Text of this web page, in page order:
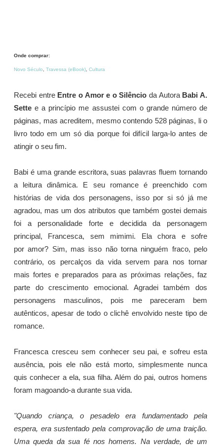
Onde comprar:
Novo Século Travessa (eBook) Cultura
Recebi entre Entre o Amor e o Silêncio da Autora Babi A.
Sette e a princípio me assustei com o grande número de
páginas, mas acreditem, mesmo contendo 528 páginas, li o
livro todo em um só dia porque foi difícil larga-lo antes de
atingir o seu fim.
Babi é uma grande escritora, suas palavras fluem tornando
a leitura dinâmica. E seu romance é preenchido com
histórias de vida dos personagens, isso por si só já me
agradou, mas um dos atributos que também gostei demais
foi a personalidade forte e decidida da personagem
principal, Francesca, sem mimimi. Ela chora e sofre
por amor? Sim, mas isso não torna ninguém fraco, pelo
contrário, os percalços da vida servem para nos tornar
mais fortes e preparados para as próximas relações, faz
parte do crescimento emocional. Agradei também dos
personagens masculinos, pois me pareceram bem
autênticos, apesar de todo o clichê envolvido neste tipo de
romance.
Francesca cresceu sem conhecer seu pai, e sofreu esta
ausência, pois ele não está morto, simplesmente nunca
quis conhecer a ela, sua filha. Além do pai, outros homens
foram magoando-a durante sua vida.
"Quando criança, o pesadelo era fundamentado pela
espera, era sustentado pela comprovação de uma traição.
Uma queda da sua fé nos homens. Na verdade, de um